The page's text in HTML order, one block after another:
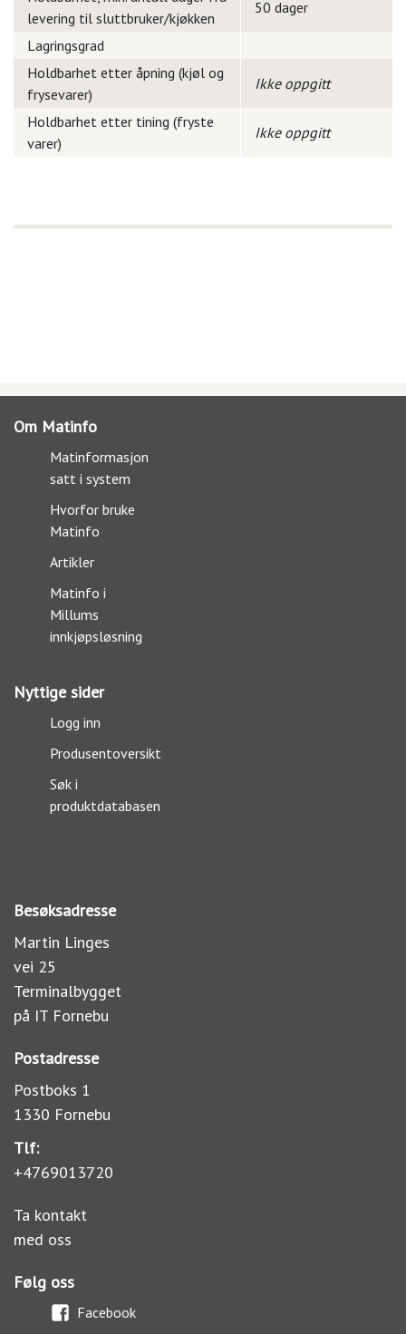
levering til sluttbruker/kjøkken
50 dager
Lagringsgrad
Holdbarhet etter åpning (kjøl og
frysevarer)
Ikke oppgitt
Holdbarhet etter tining (fryste
varer)
Ikke oppgitt
Om Matinfo
Matinformasjon
satt i system
Hvorfor bruke
Matinfo
Artikler
Matinfo i
Millums
innkjøpsløsning
Nyttige sider
Logg inn
Produsentoversikt
Søk i
produktdatabasen
Besøksadresse
Martin Linges
vei 25
Terminalbygget
på IT Fornebu
Postadresse
Postboks 1
1330 Fornebu
Tlf:
+4769013720
Ta kontakt
med oss
Følg oss
Facebook